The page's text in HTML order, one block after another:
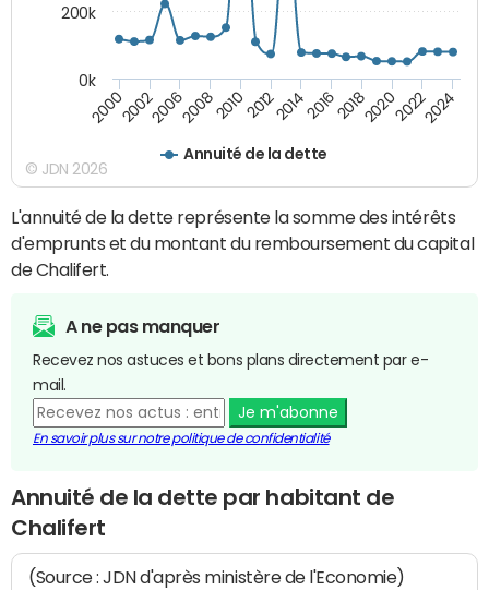
Annuité de la dette
200020022006200820102012201420162018202020222024
0k
200k
© JDN 2026
L'annuité de la dette représente la somme des intérêts
d'emprunts et du montant du remboursement du capital
de Chalifert.
A ne pas manquer
Recevez nos astuces et bons plans directement par e-
mail.
Je m'abonne
En savoir plus sur notre politique de confidentialité
Annuité de la dette par habitant de
Chalifert
(Source : JDN d'après ministère de l'Economie)